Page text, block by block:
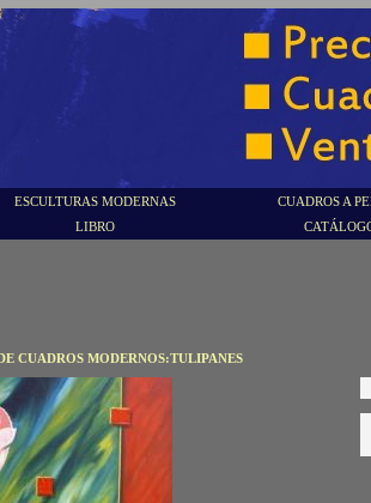
ESCULTURAS MODERNAS CUADROS A
LIBRO
CUADROS MODERNOS:TULIPANES